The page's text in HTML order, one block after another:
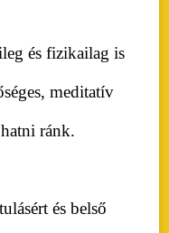
és fizikailag is
meditatív
ránk.
és belső